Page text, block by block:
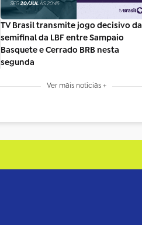
TV Brasil transmite jogo decisivo da
semifinal da LBF entre Sampaio
Basquete e Cerrado BRB nesta
segunda
Ver mais notícias +